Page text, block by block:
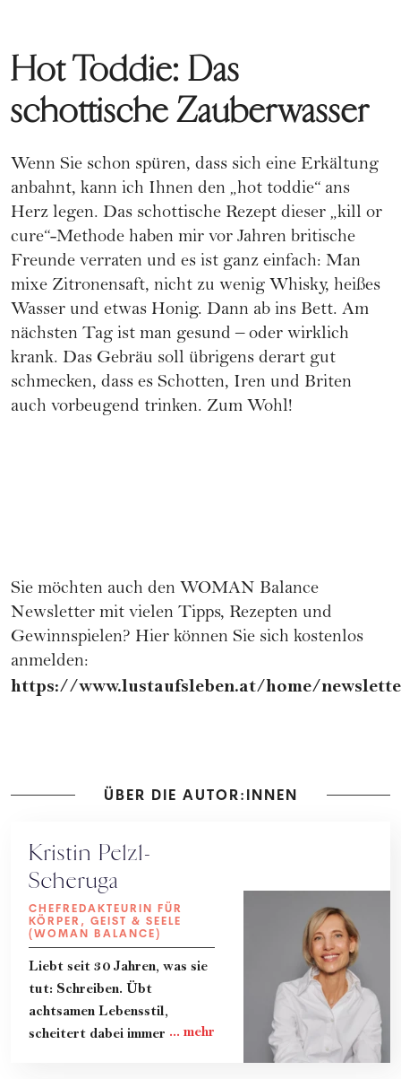
Hot Toddie: Das
schottische Zauberwasser
Wenn Sie schon spüren, dass sich eine Erkältung
anbahnt, kann ich Ihnen den „hot toddie“ ans
Herz legen. Das schottische Rezept dieser „kill or
cure“-Methode haben mir vor Jahren britische
Freunde verraten und es ist ganz einfach: Man
mixe Zitronensaft, nicht zu wenig Whisky, heißes
Wasser und etwas Honig. Dann ab ins Bett. Am
nächsten Tag ist man gesund – oder wirklich
krank. Das Gebräu soll übrigens derart gut
schmecken, dass es Schotten, Iren und Briten
auch vorbeugend trinken. Zum Wohl!
Sie möchten auch den WOMAN Balance
Newsletter mit vielen Tipps, Rezepten und
Gewinnspielen? Hier können Sie sich kostenlos
anmelden:
https://www.lustaufsleben.at/home/
ÜBER DIE AUTOR:INNEN
Kristin Pelzl-
Scheruga
CHEFREDAKTEURIN FÜR
KÖRPER, GEIST & SEELE
(WOMAN BALANCE)
Liebt seit 30 Jahren, was sie
tut: Schreiben. Übt
achtsamen Lebensstil,
scheitert dabei immer wieder